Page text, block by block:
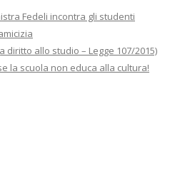
Fedeli incontra gli studenti
diritto allo studio – Legge 107/2015)
la scuola non educa alla cultura!